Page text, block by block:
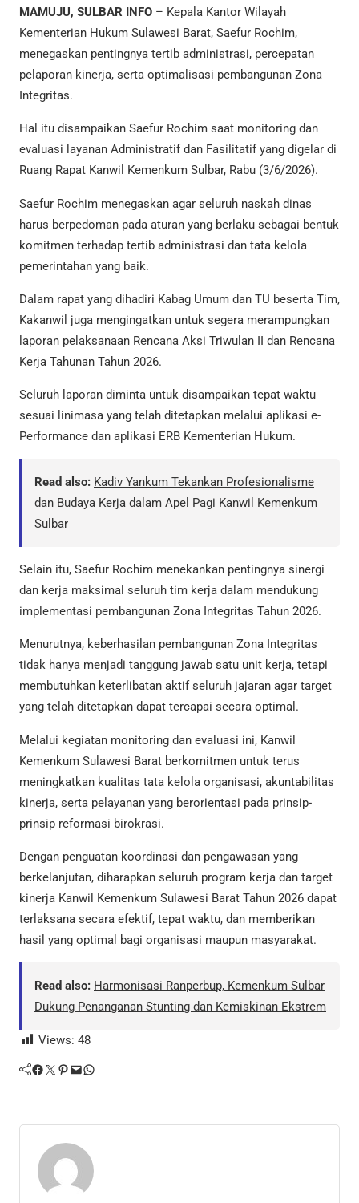
MAMUJU, SULBAR INFO – Kepala Kantor Wilayah
Kementerian Hukum Sulawesi Barat, Saefur Rochim,
menegaskan pentingnya tertib administrasi, percepatan
pelaporan kinerja, serta optimalisasi pembangunan Zona
Integritas.
Hal itu disampaikan Saefur Rochim saat monitoring dan
evaluasi layanan Administratif dan Fasilitatif yang digelar di
Ruang Rapat Kanwil Kemenkum Sulbar, Rabu (3/6/2026).
Saefur Rochim menegaskan agar seluruh naskah dinas
harus berpedoman pada aturan yang berlaku sebagai bentuk
komitmen terhadap tertib administrasi dan tata kelola
pemerintahan yang baik.
Dalam rapat yang dihadiri Kabag Umum dan TU beserta Tim,
Kakanwil juga mengingatkan untuk segera merampungkan
laporan pelaksanaan Rencana Aksi Triwulan II dan Rencana
Kerja Tahunan Tahun 2026.
Seluruh laporan diminta untuk disampaikan tepat waktu
sesuai linimasa yang telah ditetapkan melalui aplikasi e-
Performance dan aplikasi ERB Kementerian Hukum.
Read also: Kadiv Yankum Tekankan Profesionalisme
dan Budaya Kerja dalam Apel Pagi Kanwil Kemenkum
Sulbar
Selain itu, Saefur Rochim menekankan pentingnya sinergi
dan kerja maksimal seluruh tim kerja dalam mendukung
implementasi pembangunan Zona Integritas Tahun 2026.
Menurutnya, keberhasilan pembangunan Zona Integritas
tidak hanya menjadi tanggung jawab satu unit kerja, tetapi
membutuhkan keterlibatan aktif seluruh jajaran agar target
yang telah ditetapkan dapat tercapai secara optimal.
Melalui kegiatan monitoring dan evaluasi ini, Kanwil
Kemenkum Sulawesi Barat berkomitmen untuk terus
meningkatkan kualitas tata kelola organisasi, akuntabilitas
kinerja, serta pelayanan yang berorientasi pada prinsip-
prinsip reformasi birokrasi.
Dengan penguatan koordinasi dan pengawasan yang
berkelanjutan, diharapkan seluruh program kerja dan target
kinerja Kanwil Kemenkum Sulawesi Barat Tahun 2026 dapat
terlaksana secara efektif, tepat waktu, dan memberikan
hasil yang optimal bagi organisasi maupun masyarakat.
Read also: Harmonisasi Ranperbup, Kemenkum Sulbar
Dukung Penanganan Stunting dan Kemiskinan Ekstrem
Views: 48
Facebook Twitter Pinterest Mail WhatsApp